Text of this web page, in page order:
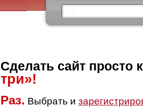
Сделать сайт просто
три»!
Раз. Выбрать и